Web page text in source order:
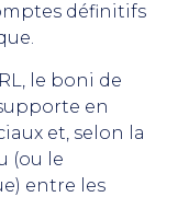
définitifs
le boni de
en
et, selon la
(ou le
entre les